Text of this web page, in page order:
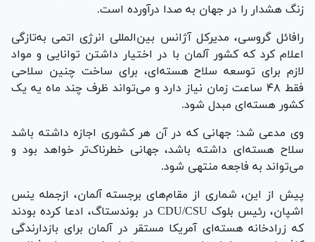
زنگ هشدار را در جهان به صدا درآورده است.
رافائل گروسی، مدیرکل آژانس بین‌المللی انرژی اتمی به‌تازگی
اعلام کرد که کشور آلمان با در اختیار داشتن توانایی و مواد
لازم برای توسعه سلاح هسته‌ای، برای ساخت چنین سلاحی
فقط ۴۸ ساعت زمان نیاز دارد و می‌تواند ظرف چند ماه یه یک
کشور هسته‌ای مبدل شود.
وی مدعی شد: جهانی که در آن هر کشوری اجازه داشته باشد
سلاح هسته‌ای داشته باشد، جهانی خطرناک‌تر خواهد بود و
می‌تواند به فاجعه منتهی شود.
پیش از این، شماری از مقام‌های برجسته آلمان، ازجمله ینس
اشپان، رئیس بلوک CDU/CSU در بوندستاگ، ادعا کرده بودند
که زرادخانه هسته‌ای آمریکا مستقر در آلمان برای بازدارندگی